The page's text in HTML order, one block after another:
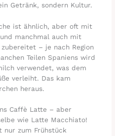
Getränk, sondern Kultur.
ist ähnlich, aber oft mit
manchmal auch mit
– je nach Region
Teilen Spaniens wird
verwendet, was dem
verleiht. Das kam
heraus.
Caffè Latte – aber
wie Latte Macchiato!
zum Frühstück